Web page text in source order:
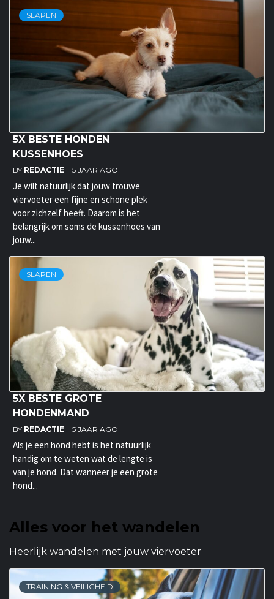
SLAPEN
5X BESTE HONDEN
KUSSENHOES
BY REDACTIE 5 JAAR AGO
Je wilt natuurlijk dat jouw trouwe
viervoeter een fijne en schone plek
voor zichzelf heeft. Daarom is het
belangrijk om soms de kussenhoes van
jouw...
SLAPEN
5X BESTE GROTE
HONDENMAND
BY REDACTIE 5 JAAR AGO
Als je een hond hebt is het natuurlijk
handig om te weten wat de lengte is
van je hond. Dat wanneer je een grote
hond...
Alles voor het wandelen
Heerlijk wandelen met jouw viervoeter
TRAINING & VEILIGHEID